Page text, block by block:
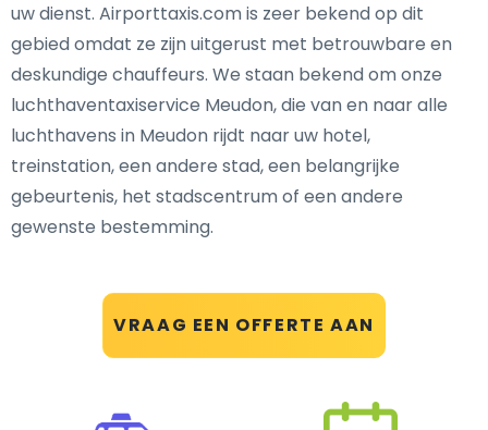
VRAAG EEN OFFERTE AAN
uw dienst. Airporttaxis.com is zeer bekend op dit
gebied omdat ze zijn uitgerust met betrouwbare en
deskundige chauffeurs. We staan bekend om onze
luchthaventaxiservice Meudon, die van en naar alle
luchthavens in Meudon rijdt naar uw hotel,
treinstation, een andere stad, een belangrijke
gebeurtenis, het stadscentrum of een andere
gewenste bestemming.